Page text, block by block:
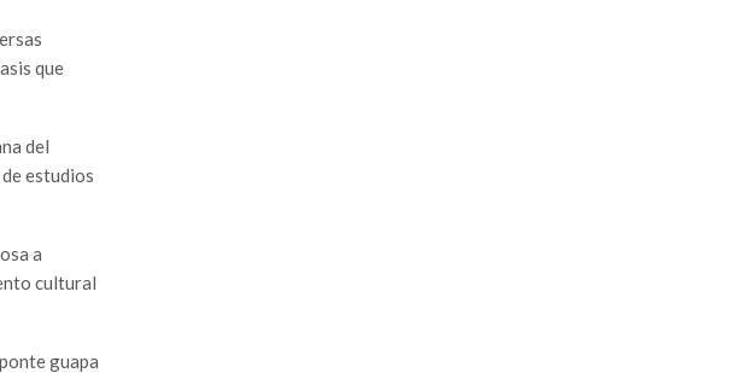
que
del
estudios
a
cultural
guapa